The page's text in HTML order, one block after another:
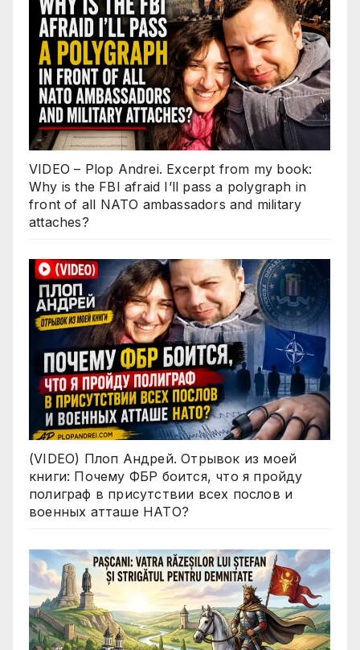
VIDEO – Plop Andrei. Excerpt from my book:
Why is the FBI afraid I’ll pass a polygraph in
front of all NATO ambassadors and military
attaches?
(VIDEO) Плоп Андрей. Отрывок из моей
книги: Почему ФБР боится, что я пройду
полиграф в присутствии всех послов и
военных атташе НАТО?